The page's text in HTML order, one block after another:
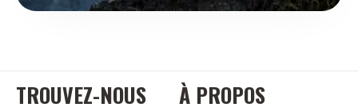
TROUVEZ-NOUS À PROPOS